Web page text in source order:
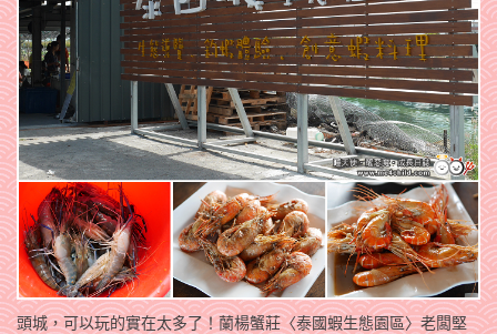
頭城，可以玩的實在太多了！蘭楊蟹莊〈泰國蝦生態園區〉老闆堅